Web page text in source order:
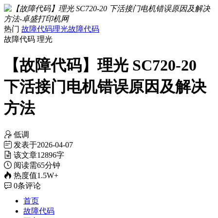
热门 故障代码理光故障代码
故障代码 理光
【故障代码】理光 SC720-20
下活接门电机错误原因及解决
方法
低调
发表于2026-04-07
该文章12896字
阅读需65分钟
热度值1.5W+
0条评论
首页
故障代码